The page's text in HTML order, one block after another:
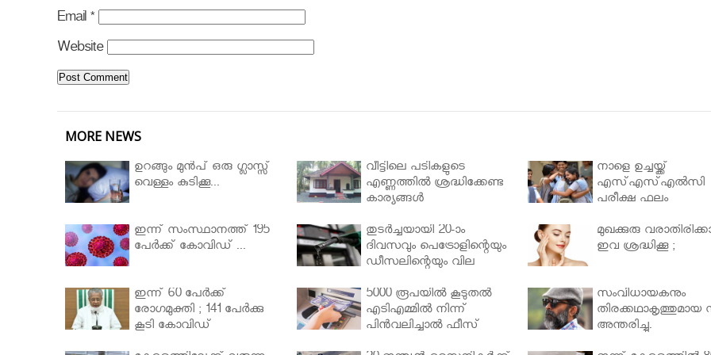
Email *
Website
MORE NEWS
ഉറങ്ങും മുന്‍പ് ഒരു ഗ്ലാസ്സ്
വെള്ളം കുടിക്കൂ...
വീട്ടിലെ പടികളുടെ
എണ്ണത്തിൽ ശ്രദ്ധിക്കേണ്ട
കാര്യങ്ങൾ
നാളെ ഉച്ചയ്ക്ക്
എസ്എസ്എല്‍സി
പരീക്ഷ ഫലം
ഇന്ന് സംസ്ഥാനത്ത് 195
പേര്‍ക്ക് കോവിഡ് ...
തുടർച്ചയായി 20-ാം
ദിവസവും പെട്രോളിന്റെയും
ഡീസലിന്റെയും വില
മുഖക്കുരു
ഇവ ശ്രദ്ധിക്കൂ ;
ഇന്ന് 60 പേർക്ക്
രോഗമുക്തി ; 141 പേര്‍ക്കു
കൂടി കോവിഡ്
5000 രൂപയിൽ കൂടുതൽ
എടിഎമ്മിൽ നിന്ന്
പിൻവലിച്ചാൽ ഫീസ്
സംവിധായകനും
തിരക്കഥാകൃത്തുമായ
അന്തരിച്ചു.